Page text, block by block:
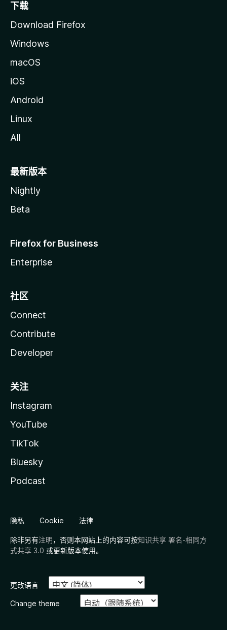
下载
Download Firefox
Windows
macOS
iOS
Android
Linux
All
最新版本
Nightly
Beta
Firefox for Business
Enterprise
社区
Connect
Contribute
Developer
关注
Instagram
YouTube
TikTok
Bluesky
Podcast
隐私 Cookie 法律
除非另有注明，否则本网站上的内容可按知识共享 署名-相同方
式共享 3.0 或更新版本使用。
更改语言
Change theme